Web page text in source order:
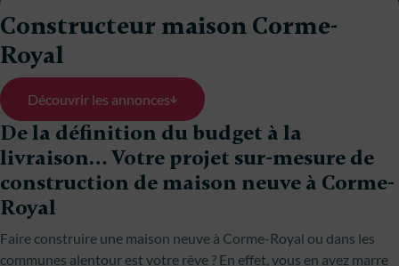
Constructeur maison Corme-
Royal
Découvrir les annonces
De la définition du budget à la
livraison… Votre projet sur-mesure de
construction de maison neuve à Corme-
Royal
Faire construire une maison neuve à Corme-Royal ou dans les
communes alentour est votre rêve ? En effet, vous en avez marre